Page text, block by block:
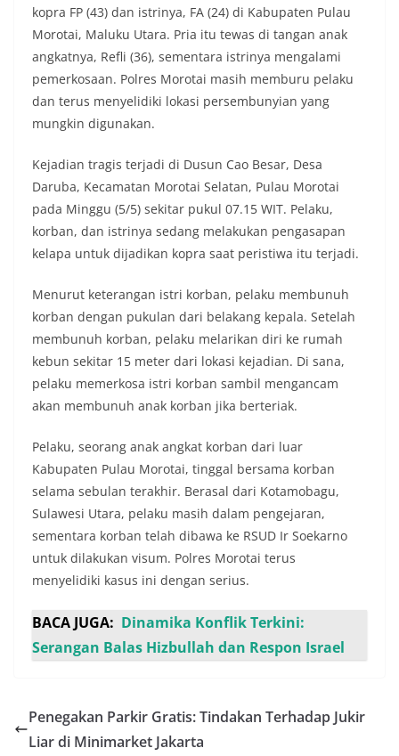
kopra FP (43) dan istrinya, FA (24) di Kabupaten Pulau
Morotai, Maluku Utara. Pria itu tewas di tangan anak
angkatnya, Refli (36), sementara istrinya mengalami
pemerkosaan. Polres Morotai masih memburu pelaku
dan terus menyelidiki lokasi persembunyian yang
mungkin digunakan.
Kejadian tragis terjadi di Dusun Cao Besar, Desa
Daruba, Kecamatan Morotai Selatan, Pulau Morotai
pada Minggu (5/5) sekitar pukul 07.15 WIT. Pelaku,
korban, dan istrinya sedang melakukan pengasapan
kelapa untuk dijadikan kopra saat peristiwa itu terjadi.
Menurut keterangan istri korban, pelaku membunuh
korban dengan pukulan dari belakang kepala. Setelah
membunuh korban, pelaku melarikan diri ke rumah
kebun sekitar 15 meter dari lokasi kejadian. Di sana,
pelaku memerkosa istri korban sambil mengancam
akan membunuh anak korban jika berteriak.
Pelaku, seorang anak angkat korban dari luar
Kabupaten Pulau Morotai, tinggal bersama korban
selama sebulan terakhir. Berasal dari Kotamobagu,
Sulawesi Utara, pelaku masih dalam pengejaran,
sementara korban telah dibawa ke RSUD Ir Soekarno
untuk dilakukan visum. Polres Morotai terus
menyelidiki kasus ini dengan serius.
BACA JUGA: Dinamika Konflik Terkini:
Serangan Balas Hizbullah dan Respon Israel
Penegakan Parkir Gratis: Tindakan Terhadap Jukir
Liar di Minimarket Jakarta